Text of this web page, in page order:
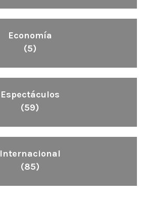
Economía
(5)
Espectáculos
(59)
Internacional
(85)